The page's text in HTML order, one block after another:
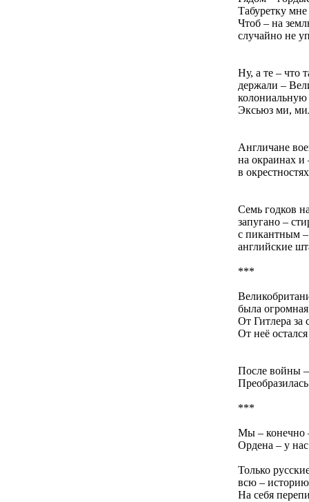
Табуретку
Чтоб – на
случайно не
Ну, а те – что
держали –
Эксьюз ми,
Англичане
на окраинах и
в
Семь годков
запугано –
с пикантным
английские
***
была
От Гитлера за
От неё
После войны
***
Мы – конечно
Ордена – у
Только
всю –
На себя